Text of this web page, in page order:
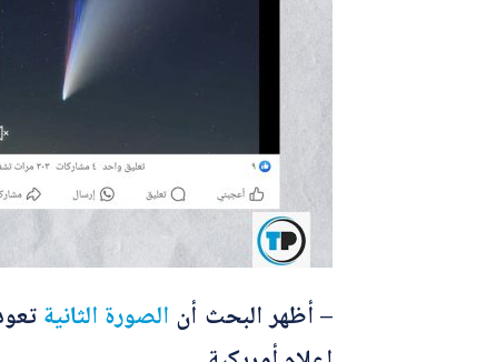
– أظهر البحث أن الصورة الثانية